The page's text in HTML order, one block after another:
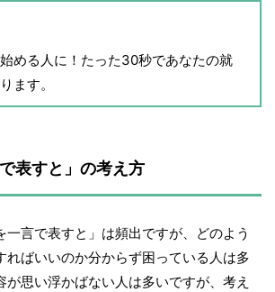
める人に！たった30秒であなたの就
ます。
表すと」の考え方
一言で表すと」は頻出ですが、どのよう
ればいいのか分からず困っている人は多
が思い浮かばない人は多いですが、考え